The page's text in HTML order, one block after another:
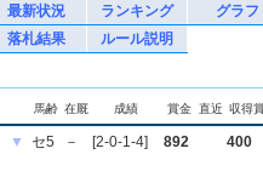
最新状況 ランキング グラフ
落札結果
ルール説明
馬齢 在厩 成績 賞金 直近 収得
▼ セ5 － [2-0-1-4] 892 400